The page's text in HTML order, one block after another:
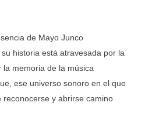
de Mayo Junco
historia está atravesada por la
memoria de la música
ese universo sonoro en el que
y abrirse camino